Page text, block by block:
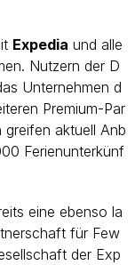
Expedia und alle
Nutzern der D
Unternehmen d
Premium-Par
aktuell Anb
Ferienunterkünf
eine ebenso la
für Few
der Exp